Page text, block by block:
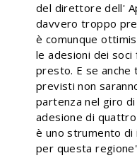
del direttore dell'
davvero troppo
è comunque
le adesioni dei
presto. E se
previsti non
partenza nel giro
adesione di
è uno strumento di
per questa